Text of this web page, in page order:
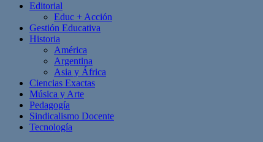
Editorial
Educ + Acción
Gestión Educativa
Historia
América
Argentina
Asia y África
Ciencias Exactas
Música y Arte
Pedagogía
Sindicalismo Docente
Tecnología